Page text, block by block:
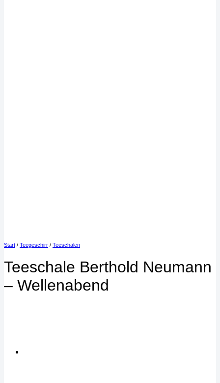
Start / Teegeschirr / Teeschalen
Teeschale Berthold Neumann
– Wellenabend